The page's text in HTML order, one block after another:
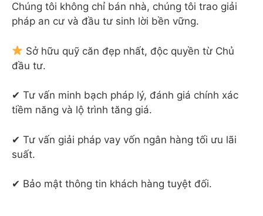
Chúng tôi không chỉ bán nhà, chúng tôi trao giải
pháp an cư và đầu tư sinh lời bền vững.
Sở hữu quỹ căn đẹp nhất, độc quyền từ Chủ
đầu tư.
✔ Tư vấn minh bạch pháp lý, đánh giá chính xác
tiềm năng và lộ trình tăng giá.
✔ Tư vấn giải pháp vay vốn ngân hàng tối ưu lãi
suất.
✔ Bảo mật thông tin khách hàng tuyệt đối.